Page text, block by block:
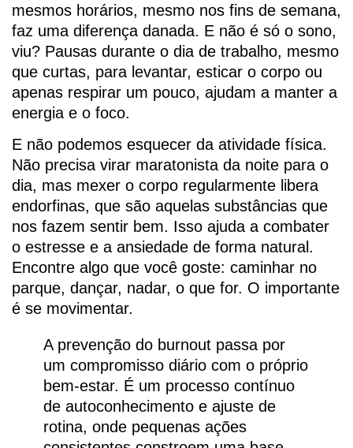
mesmos horários, mesmo nos fins de semana,
faz uma diferença danada. E não é só o sono,
viu? Pausas durante o dia de trabalho, mesmo
que curtas, para levantar, esticar o corpo ou
apenas respirar um pouco, ajudam a manter a
energia e o foco.
E não podemos esquecer da atividade física.
Não precisa virar maratonista da noite para o
dia, mas mexer o corpo regularmente libera
endorfinas, que são aquelas substâncias que
nos fazem sentir bem. Isso ajuda a combater
o estresse e a ansiedade de forma natural.
Encontre algo que você goste: caminhar no
parque, dançar, nadar, o que for. O importante
é se movimentar.
A prevenção do burnout passa por
um compromisso diário com o próprio
bem-estar. É um processo contínuo
de autoconhecimento e ajuste de
rotina, onde pequenas ações